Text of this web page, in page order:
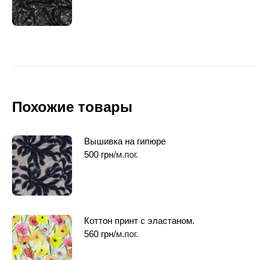
Похожие товары
Вышивка на гипюре
500 грн/м.пог.
Коттон принт с эластаном.
560 грн/м.пог.